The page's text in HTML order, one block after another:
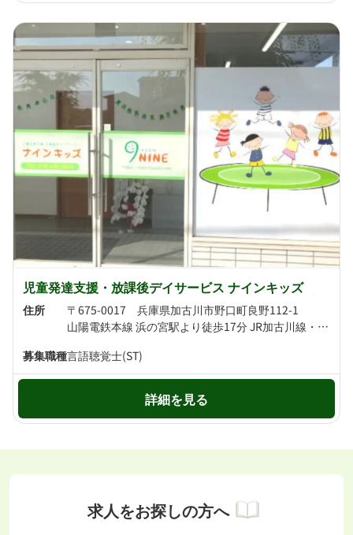
児童発達支援・放課後デイサービス ナインキッズ
住所
〒675-0017 兵庫県加古川市野口町良野112-1
山陽電鉄本線 浜の宮駅より徒歩17分 JR加古川線・JR神戸線 加古川駅より徒歩22分
募集職種言語聴覚士(ST)
詳細を見る
求人をお探しの方へ